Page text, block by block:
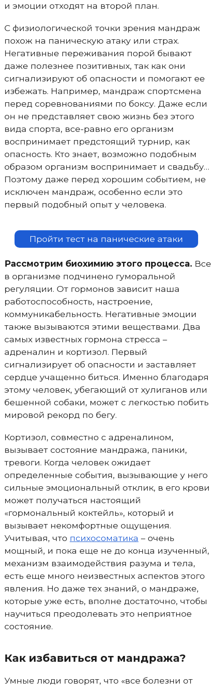
и эмоции отходят на второй план.
С физиологической точки зрения мандраж
похож на паническую атаку или страх.
Негативные переживания порой бывают
даже полезнее позитивных, так как они
сигнализируют об опасности и помогают ее
избежать. Например, мандраж спортсмена
перед соревнованиями по боксу. Даже если
он не представляет свою жизнь без этого
вида спорта, все-равно его организм
воспринимает предстоящий турнир, как
опасность. Кто знает, возможно подобным
образом организм воспринимает и свадьбу…
Поэтому даже перед хорошим событием, не
исключен мандраж, особенно если это
первый подобный опыт у человека.
Пройти тест на панические атаки
Рассмотрим биохимию этого процесса. Все
в организме подчинено гуморальной
регуляции. От гормонов зависит наша
работоспособность, настроение,
коммуникабельность. Негативные эмоции
также вызываются этими веществами. Два
самых известных гормона стресса –
адреналин и кортизол. Первый
сигнализирует об опасности и заставляет
сердце учащенно биться. Именно благодаря
этому человек, убегающий от хулиганов или
бешенной собаки, может с легкостью побить
мировой рекорд по бегу.
Кортизол, совместно с адреналином,
вызывает состояние мандража, паники,
тревоги. Когда человек ожидает
определенные события, вызывающие у него
сильные эмоциональный отклик, в его крови
может получаться настоящий
«гормональный коктейль», который и
вызывает некомфортные ощущения.
Учитывая, что психосоматика – очень
мощный, и пока еще не до конца изученный,
механизм взаимодействия разума и тела,
есть еще много неизвестных аспектов этого
явления. Но даже тех знаний, о мандраже,
которые уже есть, вполне достаточно, чтобы
научиться преодолевать это неприятное
состояние.
Как избавиться от мандража?
Умные люди говорят, что «все болезни от